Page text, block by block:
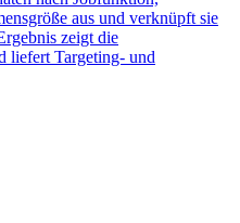
aus und verknüpft sie
zeigt die
liefert Targeting- und